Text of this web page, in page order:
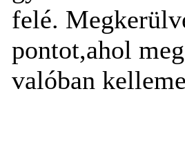
felé.
pontot,ahol
valóban